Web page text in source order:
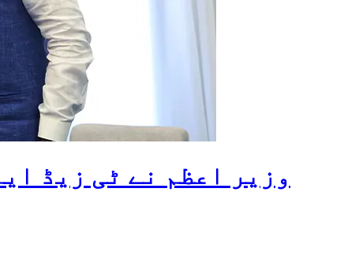
وزیر اعظم نے ٹی زیڈ